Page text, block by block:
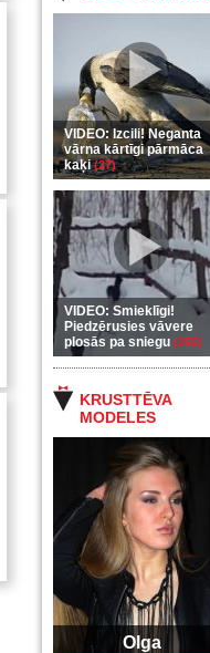
VIDEO: Izcili! Neganta
vārna kārtīgi pārmāca
kaķi(37)
VIDEO: Smieklīgi!
Piedzērusies vāvere
plosās pa sniegu (255)
KRUSTTĒVA
MODELES
Olga